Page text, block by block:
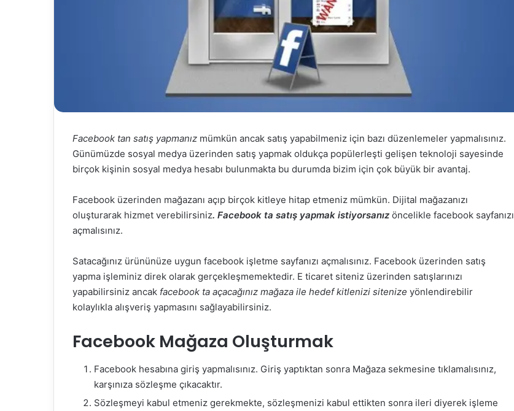
Facebook tan satış yapmanız mümkün ancak satış yapabilmeniz için bazı düzenlemeler yapmalısınız.
Günümüzde sosyal medya üzerinden satış yapmak oldukça popülerleşti gelişen teknoloji sayesinde
birçok kişinin sosyal medya hesabı bulunmakta bu durumda bizim için çok büyük bir avantaj.
Facebook üzerinden mağazanı açıp birçok kitleye hitap etmeniz mümkün. Dijital mağazanızı
oluşturarak hizmet verebilirsiniz. Facebook ta satış yapmak istiyorsanız öncelikle facebook sayfanızı
açmalısınız.
Satacağınız ürününüze uygun facebook işletme sayfanızı açmalısınız. Facebook üzerinden satış
yapma işleminiz direk olarak gerçekleşmemektedir. E ticaret siteniz üzerinden satışlarınızı
yapabilirsiniz ancak facebook ta açacağınız mağaza ile hedef kitlenizi sitenize yönlendirebilir
kolaylıkla alışveriş yapmasını sağlayabilirsiniz.
Facebook Mağaza Oluşturmak
Facebook hesabına giriş yapmalısınız. Giriş yaptıktan sonra Mağaza sekmesine tıklamalısınız,
karşınıza sözleşme çıkacaktır.
Sözleşmeyi kabul etmeniz gerekmekte, sözleşmenizi kabul ettikten sonra ileri diyerek işleme